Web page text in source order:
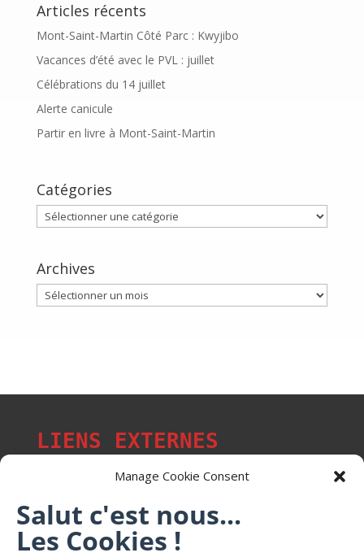
Manage Cookie Consent
Salut c'est nous...
Les Cookies !
Articles récents
Mont-Saint-Martin Côté Parc : Kwyjibo
Vacances d’été avec le PVL : juillet
Célébrations du 14 juillet
Alerte canicule
Partir en livre à Mont-Saint-Martin
Catégories
Catégories
Archives
Archives
LIENS EXTERNES
Les p'tits citoyens de Mont-Saint-Martin